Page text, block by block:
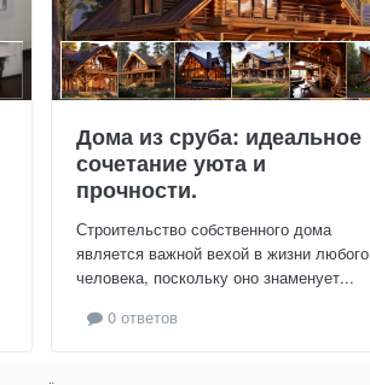
Дома из сруба: идеальное
сочетание уюта и
прочности.
Строительство собственного дома
является важной вехой в жизни любого
человека, поскольку оно знаменует...
0 ответов